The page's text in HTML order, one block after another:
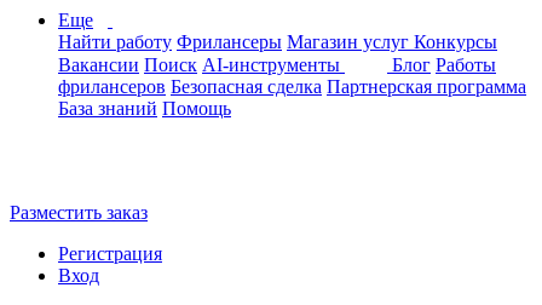
Еще
Найти работу Фрилансеры Магазин услуг Конкурсы
Вакансии Поиск AI-инструменты Блог Работы
фрилансеров Безопасная сделка Партнерская программа
База знаний Помощь
Разместить заказ
Регистрация
Вход